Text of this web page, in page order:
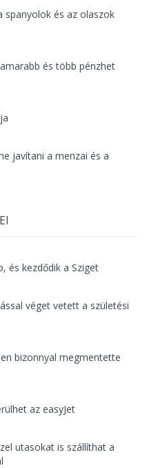
spanyolok és az olaszok
és több pénzhet
javítani a menzai és a
és kezdődik a Sziget
véget vetett a születési
bizonnyal megmentette
az easyJet
utasokat is szállíthat a